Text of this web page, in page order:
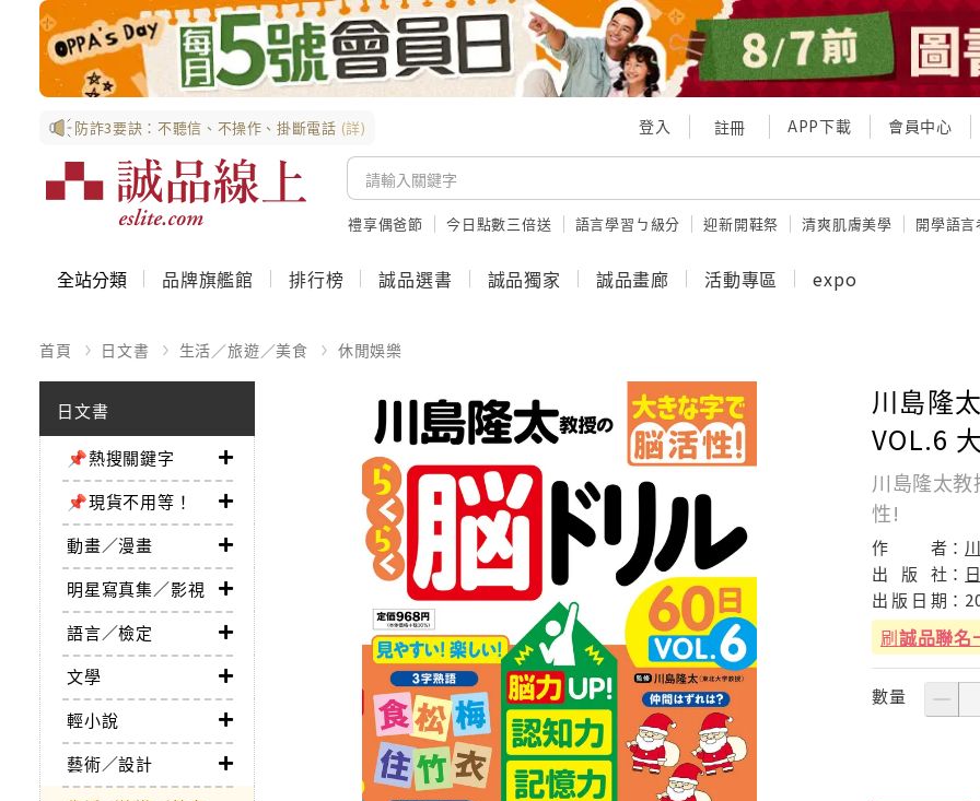
防詐3要訣：不聽信、不操作、掛斷電話 (詳) 登入 註冊 APP下載 會員中心
禮享偶爸節 今日點數三倍送 語言學習ㄅ級分 迎新開鞋祭 清爽肌膚美學 開學語
全站分類 品牌旗艦館 排行榜 誠品選書 誠品獨家 誠品畫廊 活動專區 expo
首頁 日文書 生活／旅遊／美食 休閒娛樂
日文書
📌熱搜關鍵字
📌現貨不用等！
動畫／漫畫
明星寫真集／影視
語言／檢定
文學
輕小說
藝術／設計
川島隆
VOL.6
川島隆太
性!
作 者：
出
版 社：
出 版 日 期：
刷誠品聯名
數量